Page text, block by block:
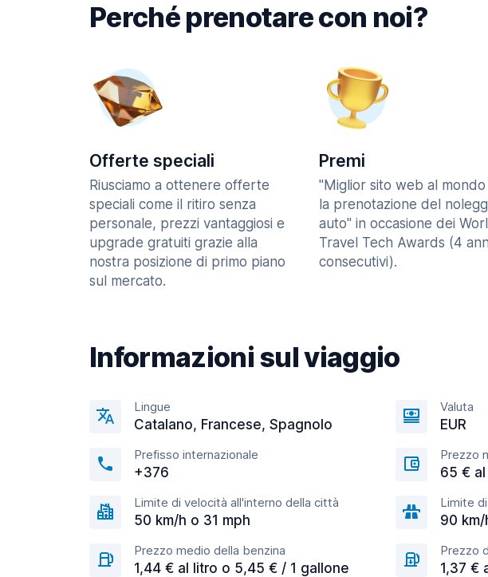
Perché prenotare con noi?
Offerte speciali
Riusciamo a ottenere offerte
speciali come il ritiro senza
personale, prezzi vantaggiosi e
upgrade gratuiti grazie alla
nostra posizione di primo piano
sul mercato.
Premi
"Miglior sito web al
la prenotazione del
auto" in occasione dei
Travel Tech Awards (4
consecutivi).
Informazioni sul viaggio
Lingue
Catalano, Francese, Spagnolo
Valuta
EUR
Prefisso internazionale
+376
Prezzo
65 €
Limite di velocità all'interno della città
50 km/h o 31 mph
Limite
90
Prezzo medio della benzina
1,44 € al litro o 5,45 € / 1 gallone
Prezzo
1,37 €